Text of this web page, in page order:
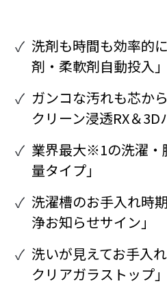
洗剤も時間も効率的
剤・柔軟剤自動投入」
ガンコな汚れも芯か
クリーン浸透RX＆3D
業界最大※1の洗濯・
量タイプ」
洗濯槽のお手入れ時
浄お知らせサイン」
洗いが見えてお手入
クリアガラストップ」